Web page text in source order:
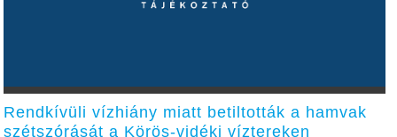
Rendkívüli vízhiány miatt betiltották a hamvak
szétszórását a Körös-vidéki víztereken